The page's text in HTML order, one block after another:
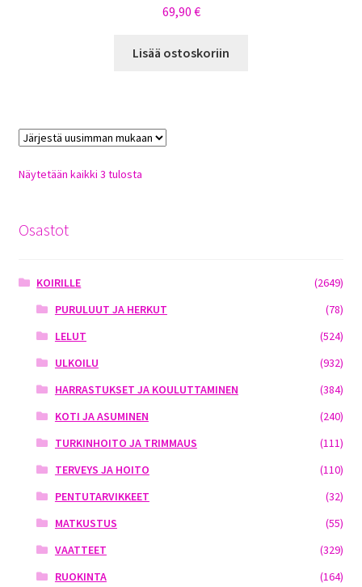
69,90 €
Lisää ostoskoriin
Näytetään kaikki 3 tulostaSorted
Osastot
KOIRILLE
(2649)
PURULUUT JA HERKUT
(78)
LELUT
(524)
ULKOILU
(932)
HARRASTUKSET JA KOULUTTAMINEN
(384)
KOTI JA ASUMINEN
(240)
TURKINHOITO JA TRIMMAUS
(111)
TERVEYS JA HOITO
(110)
PENTUTARVIKKEET
(32)
MATKUSTUS
(55)
VAATTEET
(329)
RUOKINTA
(164)